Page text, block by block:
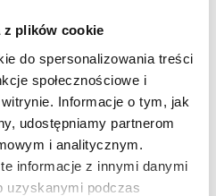
z plików cookie
do spersonalizowania treści
społecznościowe i
Informacje o tym, jak
udostępniamy partnerom
i analitycznym.
informacje z innymi danymi
uzyskanymi podczas